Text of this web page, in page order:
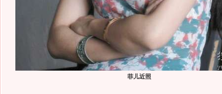
菲儿近照